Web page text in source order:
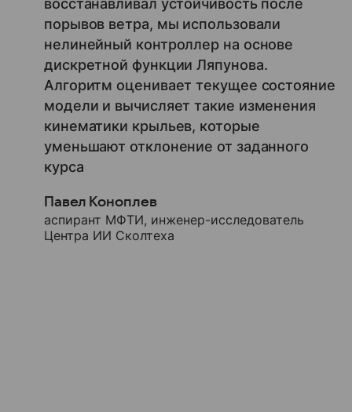
восстанавливал устойчивость после
порывов ветра, мы использовали
нелинейный контроллер на основе
дискретной функции Ляпунова.
Алгоритм оценивает текущее состояние
модели и вычисляет такие изменения
кинематики крыльев, которые
уменьшают отклонение от заданного
курса
Павел Коноплев
аспирант МФТИ, инженер-исследователь
Центра ИИ Сколтеха